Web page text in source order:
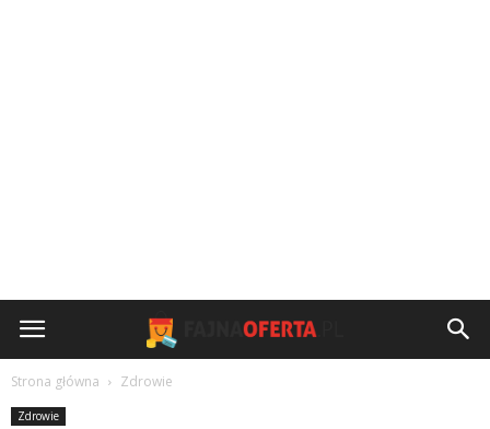
Strona główna Zdrowie
Zdrowie